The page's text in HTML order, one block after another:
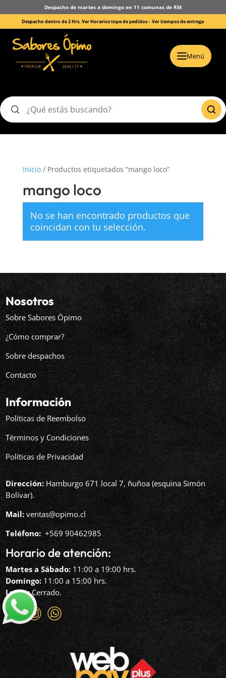
Despacho de martes a domingo en 11 comunas de RM
Despacho dentro de 2 Hrs. Ver Horarios tope de pedidos –Ver tiempos de entrega
Menú
Buscar
Inicio/ Productos etiquetados “mango loco”
mango loco
No se han encontrado productos que
coincidan con tu selección.
Nosotros
Sobre Sabores Ópimo
¿Cómo comprar?
Sobre despachos
Contacto
Información
Políticas de Reembolso
Términos y Condiciones
Políticas de Privacidad
Dirección: Hamburgo 671 local 7, ñuñoa (esquina Simón
Bolívar).
Mail: ventas@opimo.cl
Teléfono: ‪+569 90462985‬
Horario de atención:
Martes a Sábado: 11:00 a 19:00 hrs.
Domingo: 11:00 a 15:00 hrs.
Lunes:Cerrado.